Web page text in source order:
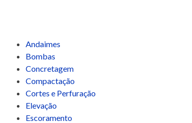
Andaimes
Bombas
Concretagem
Compactação
Cortes e Perfuração
Elevação
Escoramento